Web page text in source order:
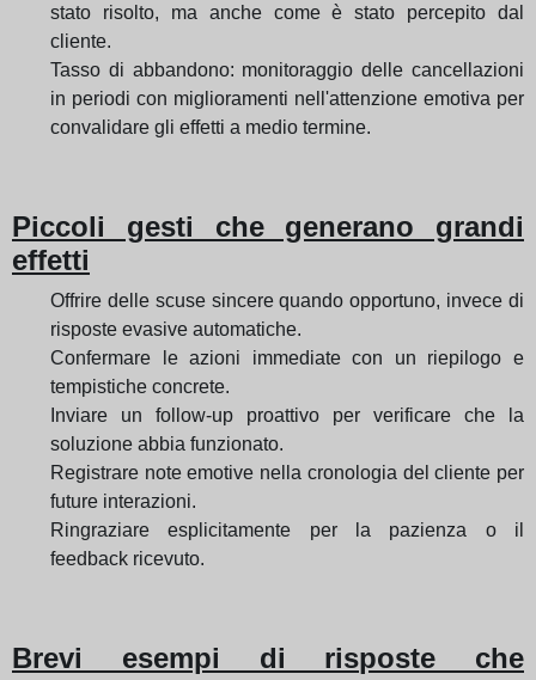
stato risolto, ma anche come è stato percepito dal
cliente.
Tasso di abbandono: monitoraggio delle cancellazioni
in periodi con miglioramenti nell'attenzione emotiva per
convalidare gli effetti a medio termine.
Piccoli gesti che generano grandi
effetti
Offrire delle scuse sincere quando opportuno, invece di
risposte evasive automatiche.
Confermare le azioni immediate con un riepilogo e
tempistiche concrete.
Inviare un follow-up proattivo per verificare che la
soluzione abbia funzionato.
Registrare note emotive nella cronologia del cliente per
future interazioni.
Ringraziare esplicitamente per la pazienza o il
feedback ricevuto.
Brevi esempi di risposte che